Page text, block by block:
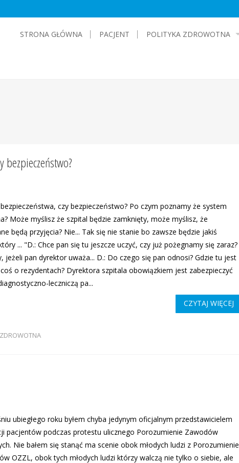
STRONA GŁÓWNA PACJENT POLITYKA ZDROWOTNA
bezpieczeństwo?
czy bezpieczeństwo? Po czym poznamy że system
Może myślisz że szpital będzie zamknięty, może myślisz, że
będą przyjęcia? Nie... Tak się nie stanie bo zawsze będzie jakiś
... "D.: Chce pan się tu jeszcze uczyć, czy już pożegnamy się zaraz?
jeżeli pan dyrektor uważa... D.: Do czego się pan odnosi? Gdzie tu jest
o rezydentach? Dyrektora szpitala obowiązkiem jest zabezpieczyć
leczniczą pa...
CZYTAJ WIĘCEJ
ubiegłego roku byłem chyba jedynym oficjalnym przedstawicielem
pacjentów podczas protestu ulicznego Porozumienie Zawodów
Nie bałem się stanąć ma scenie obok młodych ludzi z Porozumienie
OZZL, obok tych młodych ludzi którzy walczą nie tylko o siebie, ale